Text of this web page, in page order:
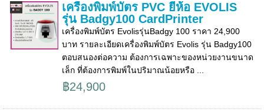
เครื่องพิมพ์บัตร PVC ยี่ห้อ EVOLIS
รุ่น Badgy100 CardPrinter
เครื่องพิมพ์บัตร Evolisรุ่นBadgy 100 ราคา 24,900
บาท รายละเอียดเครื่องพิมพ์บัตร Evolis รุ่น Badgy100
ตอบสนองต่อความ ต้องการเฉพาะของหน่วยงานขนาด
เล็ก ที่ต้องการพิมพ์ในปริมาณน้อยหรือ ...
฿24,900